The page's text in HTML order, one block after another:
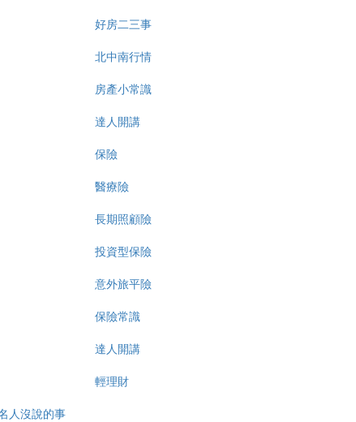
好房二三事
北中南行情
房產小常識
達人開講
保險
醫療險
長期照顧險
投資型保險
意外旅平險
保險常識
達人開講
輕理財
人沒說的事